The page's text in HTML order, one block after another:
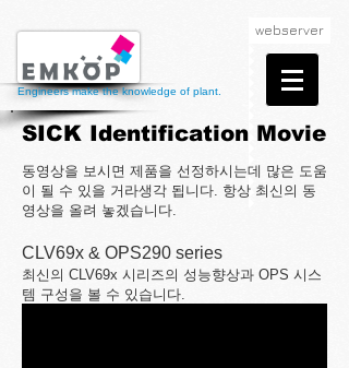
Engineers make the knowledge of plant.
webserver
SICK Identification Movie
동영상을 보시면 제품을 선정하시는데 많은 도움
이 될 수 있을 거라생각 됩니다. 항상 최신의 동
영상을 올려 놓겠습니다.
CLV69x & OPS290 series
최신의 CLV69x 시리즈의 성능향상과 OPS 시스
템 구성을 볼 수 있습니다.